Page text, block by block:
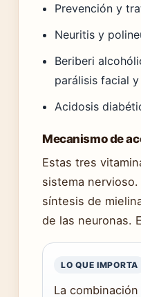
Prevención y
Neuritis y
Beriberi
parálisis facial
Acidosis
Mecanismo de
Estas tres
sistema
síntesis de
de las neuronas.
LO QUE IMPORTA
La